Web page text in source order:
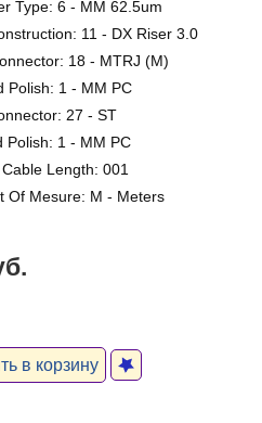
Type: 6 - MM 62.5um
11 - DX Riser 3.0
18 - MTRJ (M)
Polish: 1 - MM PC
27 - ST
Polish: 1 - MM PC
Length: 001
Of Mesure: M - Meters
в корзину